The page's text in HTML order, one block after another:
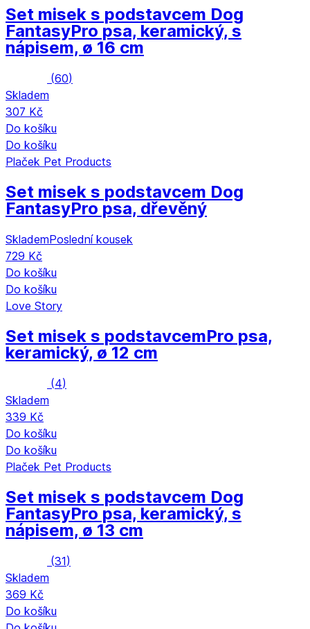
Set misek s podstavcem Dog
FantasyPro psa, keramický, s
nápisem, ø 16 cm
(60)
Skladem
307 Kč
Do košíku
Do košíku
Plaček Pet Products
Set misek s podstavcem Dog
FantasyPro psa, dřevěný
SklademPoslední kousek
729 Kč
Do košíku
Do košíku
Love Story
Set misek s podstavcemPro psa,
keramický, ø 12 cm
(4)
Skladem
339 Kč
Do košíku
Do košíku
Plaček Pet Products
Set misek s podstavcem Dog
FantasyPro psa, keramický, s
nápisem, ø 13 cm
(31)
Skladem
369 Kč
Do košíku